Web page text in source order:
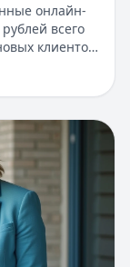
онлайн-
всего
клиентов,
на
займа
заполнить
о выгодных
Зай.
в Москве в